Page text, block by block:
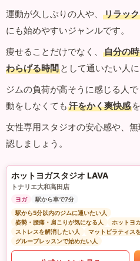
運動が久しぶりの人や、
リラッ
にも始めやすいジャンルです。
痩せることだけでなく、
自分の
わらげる時間 として通いたい人に
ジムの負荷が高そうに感じる人
動をしなくても 汗をかく爽快感
女性専用スタジオの安心感や、
認しましょう。
ホットヨガスタジオ LAVA
トナリエ大和高田店
ヨガ
駅から車で7分
駅から5分以内のジムに通いたい人
姿勢・腰痛・肩こりが気になる人
ホットヨ
ストレスを解消したい人
マットピラティス
グループレッスンで始めたい人